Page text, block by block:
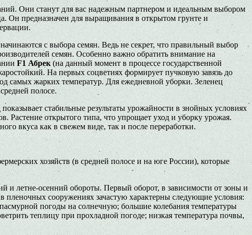
Они станут для вас надежным партнером и идеальным выбором
Он предназначен для выращивания в открытом грунте и
с выбора семян. Ведь не секрет, что правильный выбор
семян. Особенно важно обратить внимание на
F1 Абрек (на данный момент в процессе государственной
На первых соцветиях формирует пучковую завязь до
самых жарких температур. Для ежедневной уборки. Зеленец
полосе.
стабильные результаты урожайности в знойных условиях
Растение открытого типа, что упрощает уход и уборку урожая.
вкуса как в свежем виде, так и после переработки.
хозяйств (в средней полосе и на юге России), которые
летне-осенний обороты. Первый оборот, в зависимости от зоны и
сооружениях зачастую характерны следующие условия:
погоды на солнечную; большие колебания температуры
теплицу при прохладной погоде; низкая температура почвы,